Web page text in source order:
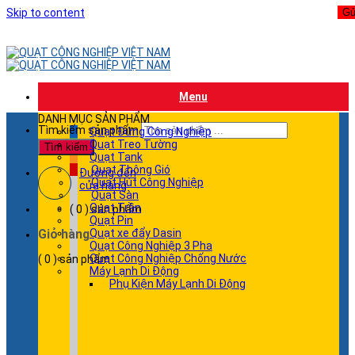
Skip to content
Menu
Tìm kiếm sản phẩm
Tìm kiếm
Đường đến
cửa hàng
( 0 ) sản phẩm
Giỏ hàng
( 0 ) sản phẩm
DANH MỤC SẢN PHẨM
Quạt Đứng Công Nghiệp
Quạt Treo Tường
Quạt Tank
Quạt Thông Gió
Quạt Hút Công Nghiệp
Quạt Sàn
Quạt Trần
Quạt Pin
Quạt xe đẩy Dasin
Quạt Công Nghiệp 3 Pha
Quạt Công Nghiệp Chống Nước
Máy Lạnh Di Động
Phụ Kiện Máy Lạnh Di Động